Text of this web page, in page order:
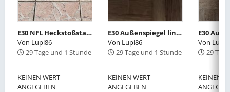
E30 NFL Heckstoßstange neu lackiert in delphingraumetallic
Von Lupi86
29 Tage und 1 Stunde
KEINEN WERT
ANGEGEBEN
E30 Außenspiegel links
Von Lupi86
29 Tage und 1 Stunde
KEINEN WERT
ANGEGEBEN
Von
29
KEINEN